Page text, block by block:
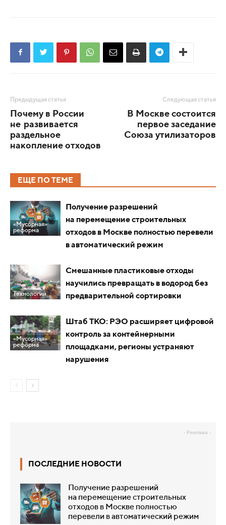
Предыдущая статья
Почему в России
не развивается
раздельное
накопление отходов
Следующая статья
В Москве состоится
первое заседание
Союза утилизаторов
ЕЩЕ ПО ТЕМЕ
«Мусорная»
реформа
Получение разрешений
на перемещение строительных
отходов в Москве полностью перевели
в автоматический режим
Технологии
Смешанные пластиковые отходы
научились превращать в водород без
предварительной сортировки
«Мусорная»
реформа
Штаб ТКО: РЭО расширяет цифровой
контроль за контейнерными
площадками, регионы устраняют
нарушения
- Реклама -
ПОСЛЕДНИЕ НОВОСТИ
Получение разрешений
на перемещение строительных
отходов в Москве полностью
перевели в автоматический режим